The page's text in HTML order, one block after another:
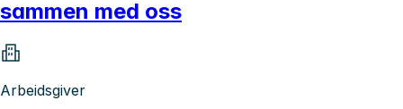
sammen med oss
Arbeidsgiver